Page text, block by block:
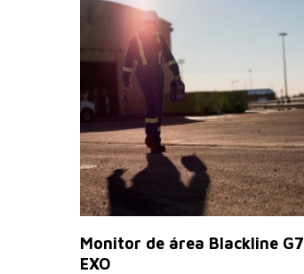
Leer Más
Monitor de área Blackline G7
EXO